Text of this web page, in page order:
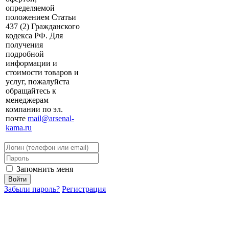
определяемой
положением Статьи
437 (2) Гражданского
кодекса РФ. Для
получения
подробной
информации и
стоимости товаров и
услуг, пожалуйста
обращайтесь к
менеджерам
компании по эл.
почте mail@arsenal-
kama.ru
Запомнить меня
Забыли пароль? Регистрация